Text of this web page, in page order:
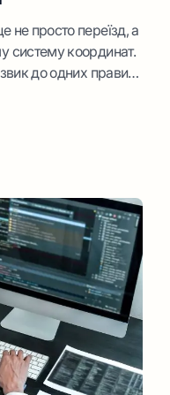
не просто переїзд, а
систему координат.
до одних правил
як
заповітний